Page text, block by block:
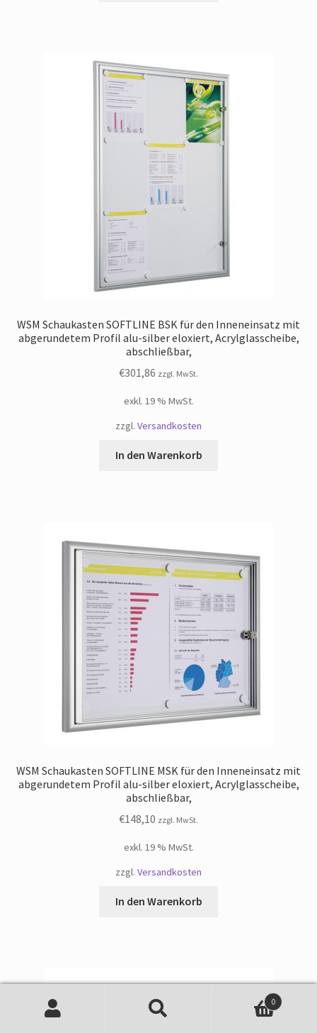
WSM Schaukasten SOFTLINE BSK für den Inneneinsatz mit
abgerundetem Profil alu-silber eloxiert, Acrylglasscheibe,
abschließbar,
€301,86 zzgl. MwSt.
exkl. 19 % MwSt.
zzgl. Versandkosten
In den Warenkorb
WSM Schaukasten SOFTLINE MSK für den Inneneinsatz mit
abgerundetem Profil alu-silber eloxiert, Acrylglasscheibe,
abschließbar,
€148,10 zzgl. MwSt.
exkl. 19 % MwSt.
zzgl. Versandkosten
In den Warenkorb
0